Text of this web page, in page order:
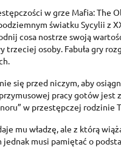
w grze Mafia: The
światku Sycylii z
cosa nostrze swoją
osoby. Fabuła gry
się przed niczym, aby
pracy gotów jest
w przestępczej rodzinie
mu władzę, ale z którą
musi pamiętać o